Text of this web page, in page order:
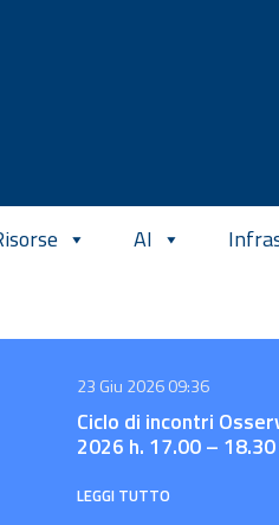
AI
23 Giu 2026 09:36
Ciclo di incontri
2026 h. 17.00 – 18.30
LEGGI TUTTO